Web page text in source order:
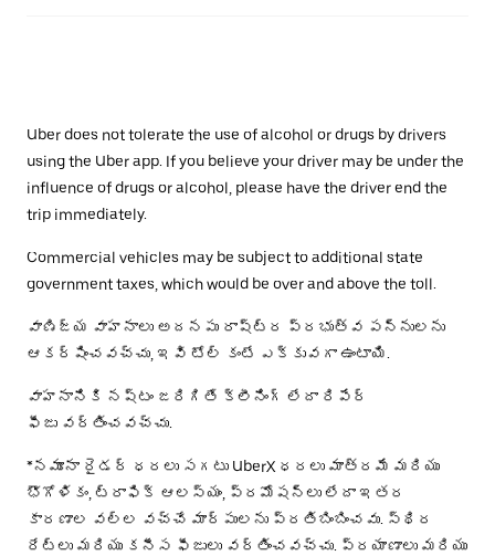
Uber does not tolerate the use of alcohol or drugs by drivers
using the Uber app. If you believe your driver may be under the
influence of drugs or alcohol, please have the driver end the
trip immediately.
Commercial vehicles may be subject to additional state
government taxes, which would be over and above the toll.
వాణిజ్య వాహనాలు అదనపు రాష్ట్ర ప్రభుత్వ పన్నులను
ఆకర్షించవచ్చు, ఇవి టోల్ కంటే ఎక్కువగా ఉంటాయి.
వాహనానికి నష్టం జరిగితే క్లీనింగ్ లేదా రిపేర్
ఫీజు వర్తించవచ్చు.
*నమూనా రైడర్ ధరలు సగటు UberX ధరలు మాత్రమే మరియు
భౌగోళికం, ట్రాఫిక్ ఆలస్యం, ప్రమోషన్లు లేదా ఇతర
కారణాల వల్ల వచ్చే మార్పులను ప్రతిబింబించవు. స్థిర
రేట్లు మరియు కనీస ఫీజులు వర్తించవచ్చు. ప్రయాణాలు మరియు